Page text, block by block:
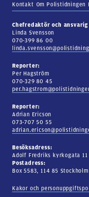
Kontakt Om Polistidningen
Chefredaktör och
Linda Svensson
070-399 86 00
Reporter:
Per Hagström
070-329 80 45
Reporter:
Adrian Ericson
073-707 50 55
Besöksadress:
Adolf Fredriks kyrkogata 11
Postadress:
Box 5583, 114 85 Stockholm
Kakor och